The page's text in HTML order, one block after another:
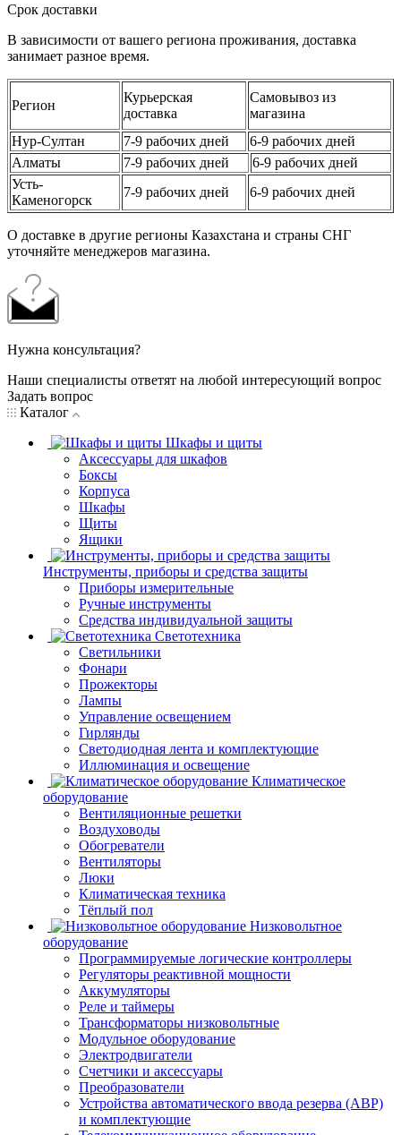
Срок доставки
В зависимости от вашего региона проживания, доставка
занимает разное время.
Регион
Курьерская
доставка
Самовывоз из
магазина
Нур-Султан
7-9 рабочих дней
6-9 рабочих дней
Алматы
7-9 рабочих дней
6-9 рабочих дней
Усть-
Каменогорск
7-9 рабочих дней 6-9 рабочих дней
О доставке в другие регионы Казахстана и страны СНГ
уточняйте менеджеров магазина.
Нужна консультация?
Наши специалисты ответят на любой интересующий вопрос
Задать вопрос
Каталог
Шкафы и щиты
Аксессуары для шкафов
Боксы
Корпуса
Шкафы
Щиты
Ящики
Инструменты, приборы и средства защиты
Приборы измерительные
Ручные инструменты
Средства индивидуальной защиты
Светотехника
Светильники
Фонари
Прожекторы
Лампы
Управление освещением
Гирлянды
Светодиодная лента и комплектующие
Иллюминация и освещение
Климатическое
оборудование
Вентиляционные решетки
Воздуховоды
Обогреватели
Вентиляторы
Люки
Климатическая техника
Тёплый пол
Низковольтное
оборудование
Программируемые логические контроллеры
Регуляторы реактивной мощности
Аккумуляторы
Реле и таймеры
Трансформаторы низковольтные
Модульное оборудование
Электродвигатели
Счетчики и аксессуары
Преобразователи
Устройства автоматического ввода резерва (АВР)
и комплектующие